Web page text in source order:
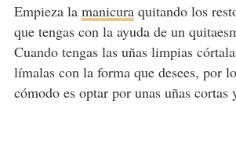
Empieza la manicuraquitando los
que tengas con la ayuda de un
Cuando tengas las uñas limpias
límalas con la forma que desees, por
cómodo es optar por unas uñas cortas